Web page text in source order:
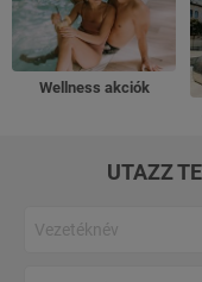
Wellness akciók
UTAZZ